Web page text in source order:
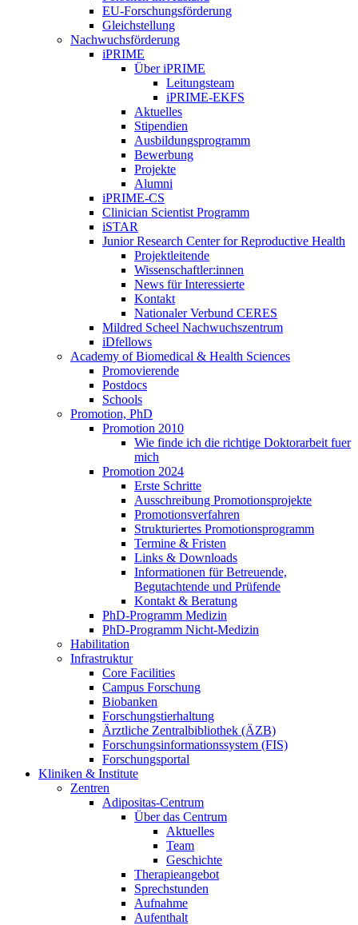
EU-Forschungsförderung
Gleichstellung
Nachwuchsförderung
iPRIME
Über iPRIME
Leitungsteam
iPRIME-EKFS
Aktuelles
Stipendien
Ausbildungsprogramm
Bewerbung
Projekte
Alumni
iPRIME-CS
Clinician Scientist Programm
iSTAR
Junior Research Center for Reproductive Health
Projektleitende
Wissenschaftler:innen
News für Interessierte
Kontakt
Nationaler Verbund CERES
Mildred Scheel Nachwuchszentrum
iDfellows
Academy of Biomedical & Health Sciences
Promovierende
Postdocs
Schools
Promotion, PhD
Promotion 2010
Wie finde ich die richtige Doktorarbeit fuer
mich
Promotion 2024
Erste Schritte
Ausschreibung Promotionsprojekte
Promotionsverfahren
Strukturiertes Promotionsprogramm
Termine & Fristen
Links & Downloads
Informationen für Betreuende,
Begutachtende und Prüfende
Kontakt & Beratung
PhD-Programm Medizin
PhD-Programm Nicht-Medizin
Habilitation
Infrastruktur
Core Facilities
Campus Forschung
Biobanken
Forschungstierhaltung
Ärztliche Zentralbibliothek (ÄZB)
Forschungsinformationssystem (FIS)
Forschungsportal
Kliniken & Institute
Zentren
Adipositas-Centrum
Über das Centrum
Aktuelles
Team
Geschichte
Therapieangebot
Sprechstunden
Aufnahme
Aufenthalt